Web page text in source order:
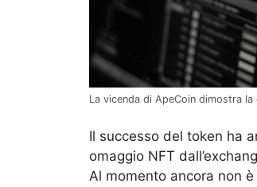
La vicenda di ApeCoin dimostra
Il successo del token ha
omaggio NFT
Al momento ancora non